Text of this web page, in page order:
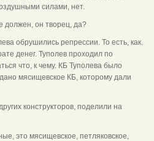
силами, нет.
должен, он творец, да?
обрушились репрессии. То есть, как.
денег. Туполев проходил по
что, к чему. КБ Туполева было
мясищевское КБ, которому дали
конструкторов, поделили на
это мясищевское, петляковское,